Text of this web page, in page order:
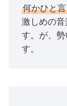
何かひと言
激しめの
す。が、
す。